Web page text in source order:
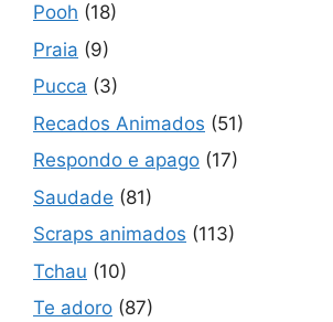
Pooh (18)
Praia (9)
Pucca (3)
Recados Animados (51)
Respondo e apago (17)
Saudade (81)
Scraps animados (113)
Tchau (10)
Te adoro (87)